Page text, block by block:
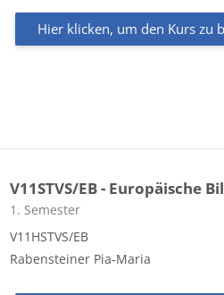
Hier klicken, um den Kurs zu
V11STVS/EB - Europäische
Kursbereich
1. Semester
V11HSTVS/EB
Rabensteiner Pia-Maria